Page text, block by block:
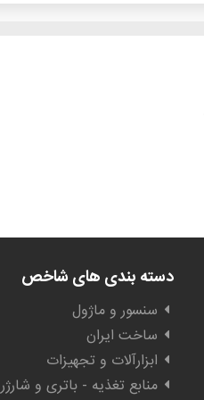
دسته بندی های شاخص
سنسور و ماژول
ساخت ایران
ابزارآلات و تجهیزات
منابع تغذیه - باتری و شارژر